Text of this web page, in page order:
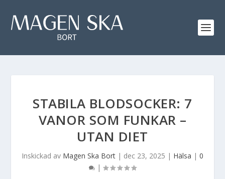
STABILA BLODSOCKER: 7
VANOR SOM FUNKAR –
UTAN DIET
Inskickad av Magen Ska Bort | dec 23, 2025 | Hälsa | 0
|